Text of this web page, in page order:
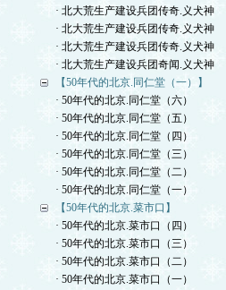
· 北大荒生产建设兵团传奇.义犬神
· 北大荒生产建设兵团传奇.义犬神
· 北大荒生产建设兵团传奇.义犬神
· 北大荒生产建设兵团奇闻.义犬神
【50年代的北京.同仁堂（一）】
· 50年代的北京.同仁堂（六）
· 50年代的北京.同仁堂（五）
· 50年代的北京.同仁堂（四）
· 50年代的北京.同仁堂（三）
· 50年代的北京.同仁堂（二）
· 50年代的北京.同仁堂（一）
【50年代的北京.菜市口】
· 50年代的北京.菜市口（四）
· 50年代的北京.菜市口（三）
· 50年代的北京.菜市口（二）
· 50年代的北京.菜市口（一）